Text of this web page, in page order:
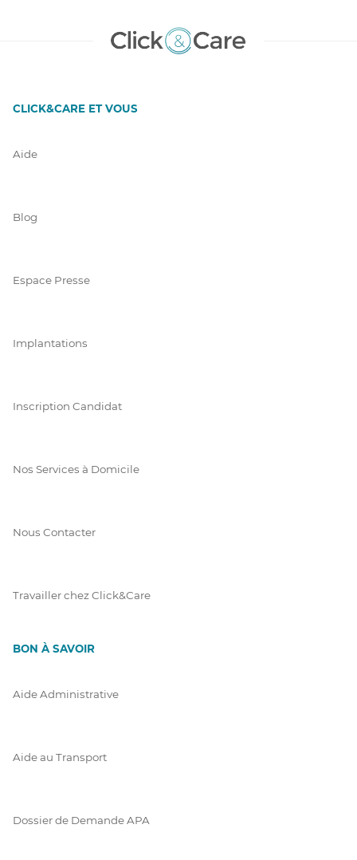
CLICK&CARE ET VOUS
Aide
Blog
Espace Presse
Implantations
Inscription Candidat
Nos Services à Domicile
Nous Contacter
Travailler chez Click&Care
BON À SAVOIR
Aide Administrative
Aide au Transport
Dossier de Demande APA